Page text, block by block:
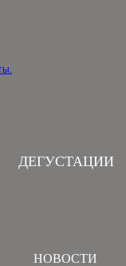
ДЕГУСТАЦИИ
НОВОСТИ